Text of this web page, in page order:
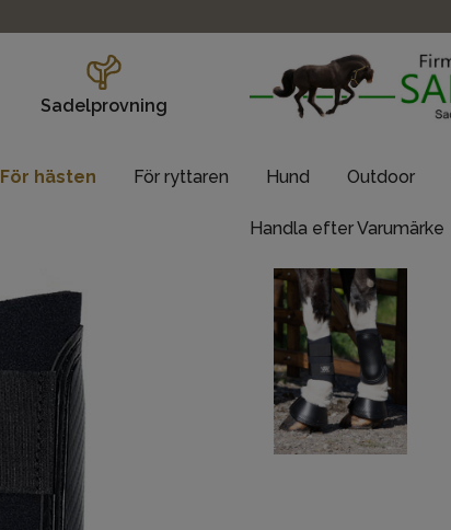
Sadelprovning
För hästen För ryttaren Hund Outdoor
Handla efter Varumärke